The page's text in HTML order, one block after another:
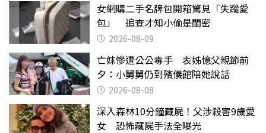
女網購二手名牌包開箱驚見「失蹤愛
包」 追查才知小偷是閨密
2026-08-09
亡妹慘遭公公毒手 表姊憶父親節前
夕：小舅舅仍到殯儀館陪她說話
2026-08-08
深入森林10分鐘藏屍！父涉殺害9歲愛
女 恐怖藏屍手法全曝光